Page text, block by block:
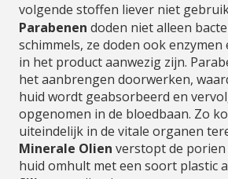
volgende stoffen liever niet
Parabenen doden niet alleen
schimmels, ze doden ook enzymen
in het product aanwezig zijn.
het aanbrengen doorwerken,
huid wordt geabsorbeerd en
opgenomen in de bloedbaan. Zo
uiteindelijk in de vitale organen
Minerale Olien verstopt de
huid omhult met een soort plastic